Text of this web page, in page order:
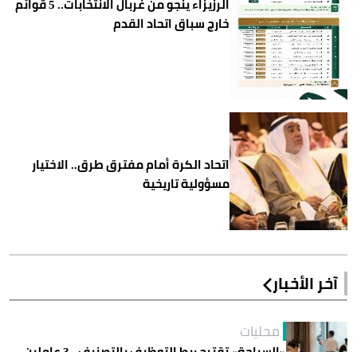
خارج سباق اتحاد القدم
اتحاد الكرة أمام مفترق طرق.. الاختيار
مسؤولية تاريخية
آخر الأخبار
محليات